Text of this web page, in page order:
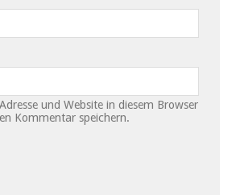
und Website in diesem Browser
Kommentar speichern.